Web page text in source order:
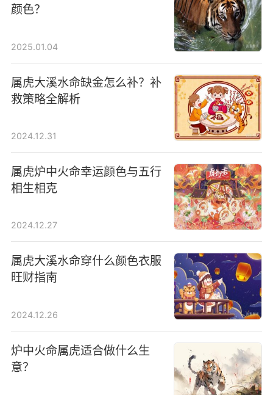
颜色？
2025.01.04
属虎大溪水命缺金怎么补？补
救策略全解析
2024.12.31
属虎炉中火命幸运颜色与五行
相生相克
2024.12.27
属虎大溪水命穿什么颜色衣服
旺财指南
2024.12.26
炉中火命属虎适合做什么生
意？